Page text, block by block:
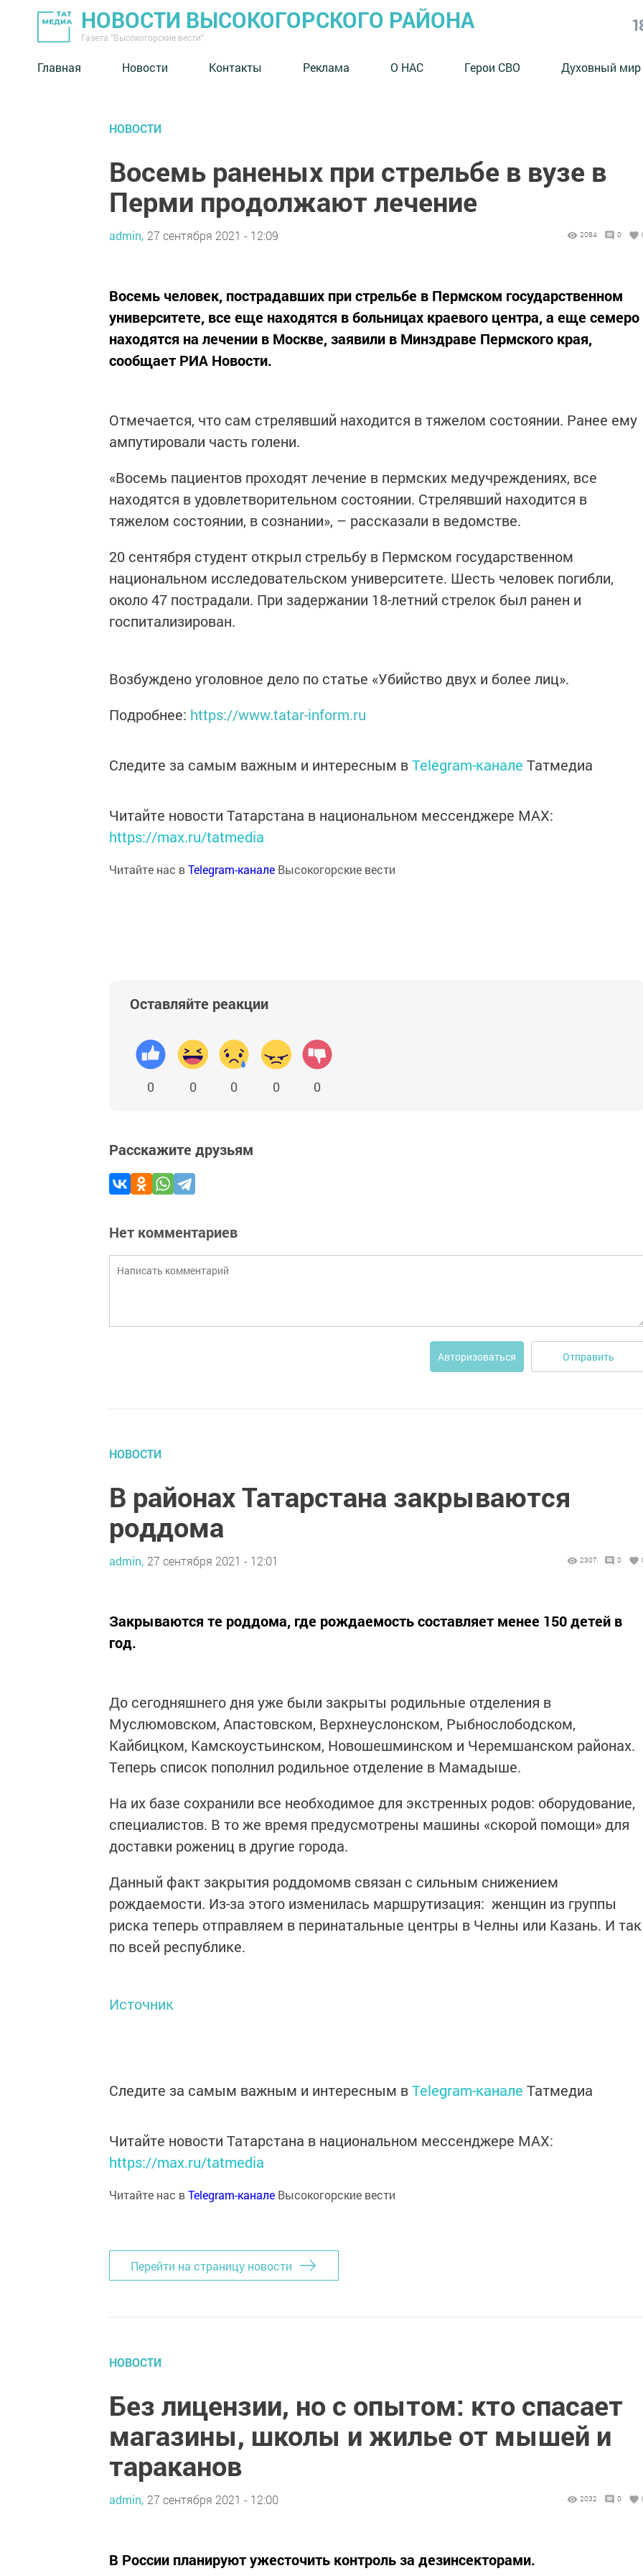
НОВОСТИ ВЫСОКОГОРСКОГО РАЙОНА
Газета "Высокогорские вести"
Главная Новости Контакты Реклама О НАС Герои СВО Духовный мир
НОВОСТИ
Восемь раненых при стрельбе в вузе в
Перми продолжают лечение
admin, 27 сентября 2021 - 12:09 2084 0
Восемь человек, пострадавших при стрельбе в Пермском государственном
университете, все еще находятся в больницах краевого центра, а еще семеро
находятся на лечении в Москве, заявили в Минздраве Пермского края,
сообщает РИА Новости.
Отмечается, что сам стрелявший находится в тяжелом состоянии. Ранее ему
ампутировали часть голени.
«Восемь пациентов проходят лечение в пермских медучреждениях, все
находятся в удовлетворительном состоянии. Стрелявший находится в
тяжелом состоянии, в сознании», – рассказали в ведомстве.
20 сентября студент открыл стрельбу в Пермском государственном
национальном исследовательском университете. Шесть человек погибли,
около 47 пострадали. При задержании 18-летний стрелок был ранен и
госпитализирован.
Возбуждено уголовное дело по статье «Убийство двух и более лиц».
Подробнее: https://www.tatar-inform.ru
Следите за самым важным и интересным вTelegram-канале Татмедиа
Читайте новости Татарстана в национальном мессенджере MАХ:
https://max.ru/tatmedia
Читайте нас вTelegram-канале Высокогорские вести
Оставляйте реакции
0 0 0 0 0
Расскажите друзьям
Нет комментариев
Авторизоваться Отправить
НОВОСТИ
В районах Татарстана закрываются
роддома
admin, 27 сентября 2021 - 12:01 2307 0
Закрываются те роддома, где рождаемость составляет менее 150 детей в
год.
До сегодняшнего дня уже были закрыты родильные отделения в
Муслюмовском, Апастовском, Верхнеуслонском, Рыбнослободском,
Кайбицком, Камскоустьинском, Новошешминском и Черемшанском районах.
Теперь список пополнил родильное отделение в Мамадыше.
На их базе сохранили все необходимое для экстренных родов: оборудование,
специалистов. В то же время предусмотрены машины «скорой помощи» для
доставки рожениц в другие города.
Данный факт закрытия роддомомв связан с сильным снижением
рождаемости. Из-за этого изменилась маршрутизация: женщин из группы
риска теперь отправляем в перинатальные центры в Челны или Казань. И так
по всей республике.
Источник
Следите за самым важным и интересным вTelegram-канале Татмедиа
Читайте новости Татарстана в национальном мессенджере MАХ:
https://max.ru/tatmedia
Читайте нас вTelegram-канале Высокогорские вести
Перейти на страницу новости
НОВОСТИ
Без лицензии, но с опытом: кто спасает
магазины, школы и жилье от мышей и
тараканов
admin, 27 сентября 2021 - 12:00 2032 0
В России планируют ужесточить контроль за дезинсекторами.